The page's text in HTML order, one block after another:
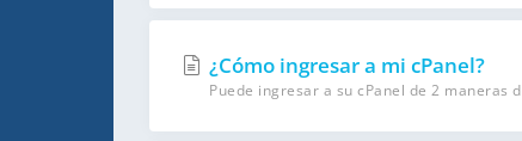
¿Cómo ingresar a mi cPanel?
Puede ingresar a su cPanel de 2 maneras